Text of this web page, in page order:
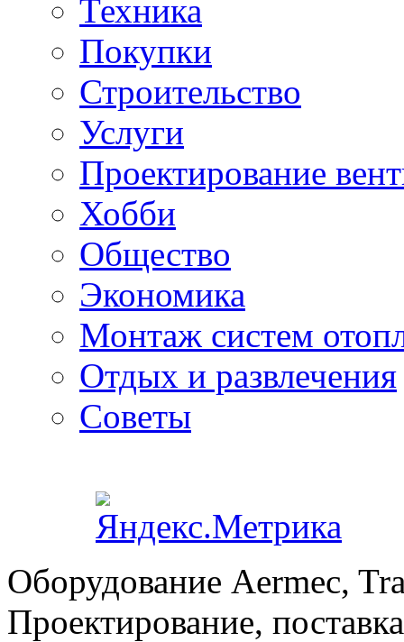
Техника
Покупки
Строительство
Услуги
Проектирование
Хобби
Общество
Экономика
Монтаж систем
Отдых и развлечения
Советы
Оборудование Aermec,
Проектирование,